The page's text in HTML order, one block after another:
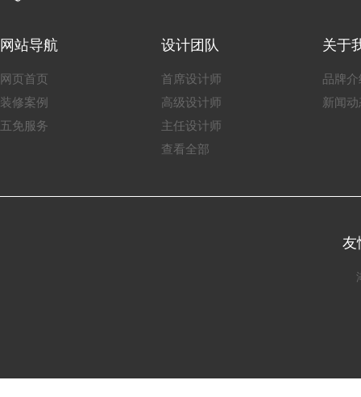
网站导航
网页首页
装修案例
五免服务
设计团队
首席设计师
高级设计师
主任设计师
查看全部
关于
品牌介
新闻动
友